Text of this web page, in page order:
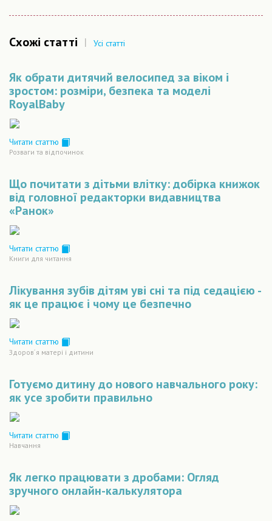
Схожі статті | Усі статті
Як обрати дитячий велосипед за віком і
зростом: розміри, безпека та моделі
RoyalBaby
Читати статтю
Розваги та відпочинок
Що почитати з дітьми влітку: добірка книжок
від головної редакторки видавництва
«Ранок»
Читати статтю
Книги для читання
Лікування зубів дітям уві сні та під седацією -
як це працює і чому це безпечно
Читати статтю
Здоров´я матері і дитини
Готуємо дитину до нового навчального року:
як усе зробити правильно
Читати статтю
Навчання
Як легко працювати з дробами: Огляд
зручного онлайн-калькулятора